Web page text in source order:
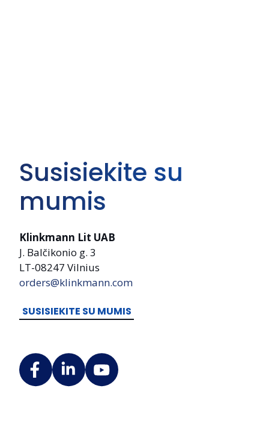
Susisiekite su
mumis
Klinkmann Lit UAB
J. Balčikonio g. 3
LT-08247 Vilnius
orders@klinkmann.com
SUSISIEKITE SU MUMIS